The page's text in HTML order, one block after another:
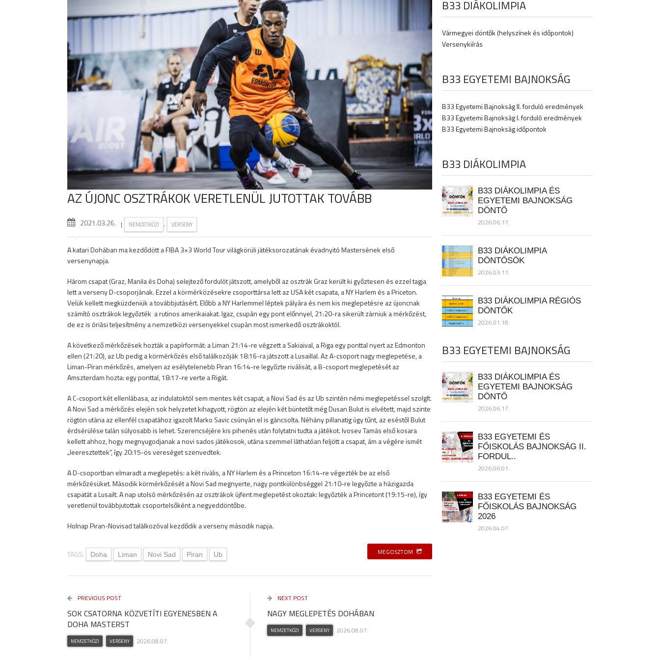
AZ ÚJONC OSZTRÁKOK VERETLENÜL JUTOTTAK TOVÁBB
2021.03.26. | NEMZETKÖZI , VERSENY
A katari Dohában ma kezdődött a FIBA 3×3 World Tour világkörüli játéksorozatának évadnyitó Mastersének első
versenynapja.
Három csapat (Graz, Manila és Doha) selejtező fordulót játszott, amelyből az osztrák Graz került ki győztesen és ezzel tagja
lett a verseny D-csoporjának. Ezzel a körmérközésekre csoporttársa lett az USA két csapata, a NY Harlem és a Priceton.
Velük kellett megküzdeniük a továbbjutásért. Előbb a NY Harlemmel léptek pályára és nem kis meglepetésre az újoncnak
számító osztrákok legyőzték a rutinos amerikaiakat. Igaz, csupán egy pont előnnyel, 21:20-ra sikerült zárniuk a mérkőzést,
de ez is óriási teljesítmény a nemzetközi versenyekkel csupán most ismerkedő osztrákoktól.
A következő mérkőzések hozták a papírformát: a Liman 21:14-re végzett a Sakiaival, a Riga egy ponttal nyert az Edmonton
ellen (21:20), az Ub pedig a körmérkőzés első találkozóják 18:16-ra játszott a Lusaillal. Az A-csoport nagy meglepetése, a
Liman-Piran mérkőzés, amelyen az esélytelenebb Piran 16:14-re legyőzte riválisát, a B-csoport meglepetését az
Amszterdam hozta: egy ponttal, 18:17-re verte a Rigát.
A C-csoport két ellenlábasa, az indulatoktól sem mentes két csapat, a Novi Sad és az Ub szintén némi meglepetéssel szolglt.
A Novi Sad a mérkőzés elején sok helyzetet kihagyott, rögtön az elején két büntetőt még Dusan Bulut is elvétett, majd szinte
rögtön utána az ellenfél csapatához igazolt Marko Savic csúnyán el is gáncsolta. Néhány pillanatig úgy tűnt, az eséstől Bulut
érdsérülése talán súlyosabb is lehet. Szerencséjére kis pihenés után folytatni tudta a játékot. Ivosev Tamás első kosara
kellett ahhoz, hogy megnyugodjanak a novi sados játékosok, utána szemmel láthatóan feljött a csapat, ám a végére ismét
„leeresztettek”, így 20:15-ös vereséget szenvedtek.
A D-csoportban elmaradt a meglepetés: a két rivális, a NY Harlem és a Princeton 16:14-re végezték be az első
mérkőzésüket. Második körmérkőzését a Novi Sad megnyerte, nagy pontkülönbséggel 21:10-re legyőzte a házigazda
csapatát a Lusailt. A nap utolsó mérkőzésén az osztrákok újfent meglepetést okoztak: legyőzték a Princetont (19:15-re), így
veretlenül továbbjutottak csoportelsőként a negyeddöntőbe.
Holnap Piran-Novisad találkozóval kezdődik a verseny második napja.
TAGS: Doha Liman Novi Sad Piran Ub MEGOSZTOM
PREVIOUS POST
SOK CSATORNA KÖZVETÍTI EGYENESBEN A
DOHA MASTERST
NEMZETKÖZI VERSENY 2026.08.07.
NEXT POST
NAGY MEGLEPETÉS DOHÁBAN
NEMZETKÖZI VERSENY 2026.08.07.
B33 DIÁKOLIMPIA
Vármegyei döntők (helyszínek és időpontok)
Versenykiírás
B33 EGYETEMI BAJNOKSÁG
B33 Egyetemi Bajnokság II. forduló eredmények
B33 Egyetemi Bajnokság I. forduló eredmények
B33 Egyetemi Bajnokság időpontok
B33 DIÁKOLIMPIA
B33 DIÁKOLIMPIA ÉS
EGYETEMI BAJNOKSÁG
DÖNTŐ
2026.06.17.
B33 DIÁKOLIMPIA
DÖNTŐSÖK
2026.03.11.
B33 DIÁKOLIMPIA RÉGIÓS
DÖNTŐK
2026.01.18.
B33 EGYETEMI BAJNOKSÁG
B33 DIÁKOLIMPIA ÉS
EGYETEMI BAJNOKSÁG
DÖNTŐ
2026.06.17.
B33 EGYETEMI ÉS
FŐISKOLÁS BAJNOKSÁG II.
FORDUL..
2026.06.01.
B33 EGYETEMI ÉS
FŐISKOLÁS BAJNOKSÁG
2026
2026.04.07.